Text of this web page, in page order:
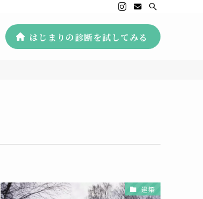
はじまりの診断を試してみる
建築